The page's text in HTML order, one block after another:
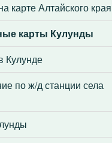
карте Алтайского края
карты Кулунды
Кулунде
по ж/д станции села